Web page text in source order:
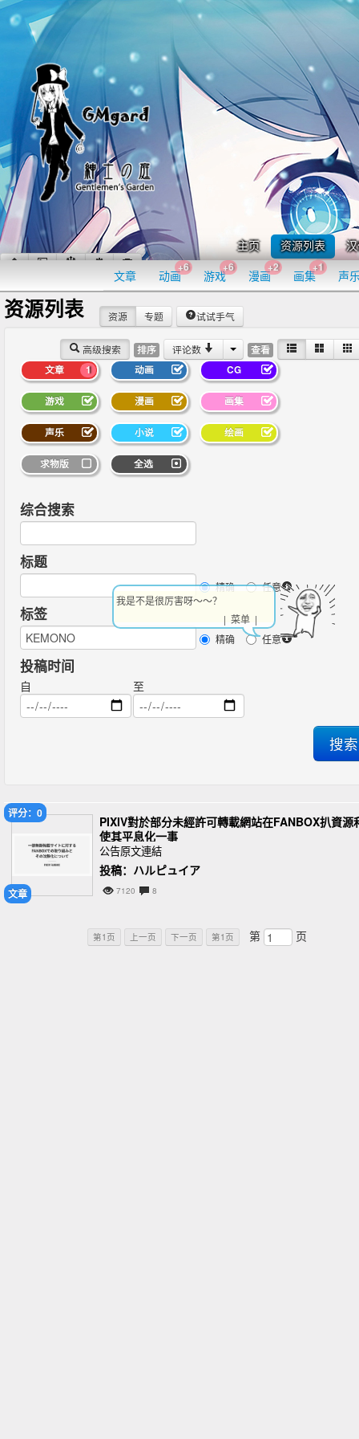
主页 资源列表
文章 动画
+6
游戏
+6
漫画
+2
画集
+1
声
资源列表
高级搜索 排序 评论数 查看
资源 专题 试试手气
1
文章 动画 CG
游戏 漫画 画集
声乐 小说 绘画
求物版 全选
综合搜索
标题
精确 任意
标签
精确 任意
投稿时间
自 至
文章
评分：0
PIXIV對於部分未經許可轉載網站在FANBOX扒資源
使其平息化一事
公告原文連結
投稿：ハルピュイア
7120 8
第1页 上一页 下一页 第1页 第 页
我是不是很厉害呀～～？
| 菜单 |